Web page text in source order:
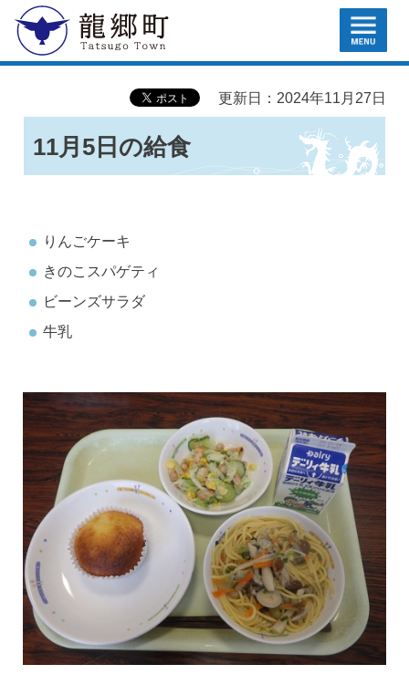
龍郷町 MENU
更新日：2024年11月27日
11月5日の給食
りんごケーキ
きのこスパゲティ
ビーンズサラダ
牛乳